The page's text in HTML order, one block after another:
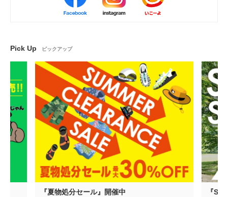
Pick Up ピックアップ
『夏物処分セール』開催中 『